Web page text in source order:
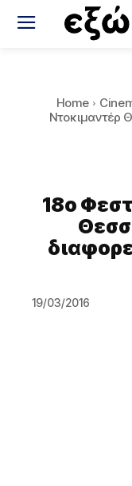
Home
Ντοκιμαντέρ
18ο
19/03/2016